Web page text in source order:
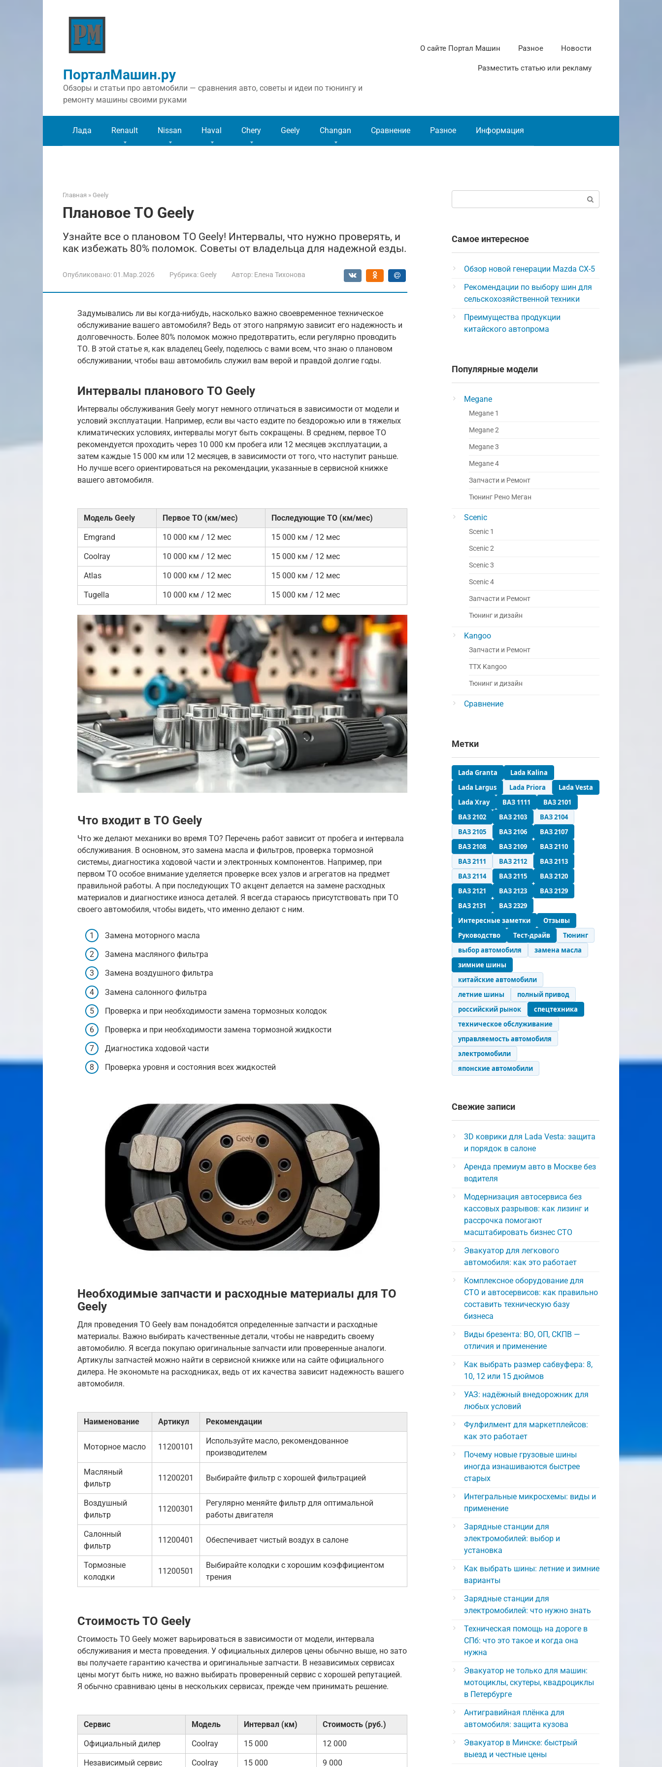
ПорталМашин.ру
Обзоры и статьи про автомобили — сравнения авто, советы и идеи по тюнингу и
ремонту машины своими руками
О сайте Портал Машин Разное Новости
Разместить статью или рекламу
Лада Renault Nissan Haval Chery Geely Changan Сравнение Разное Информация
Главная » Geely
Плановое ТО Geely
Узнайте все о плановом ТО Geely! Интервалы, что нужно проверять, и
как избежать 80% поломок. Советы от владельца для надежной езды.
Опубликовано: 01.Мар.2026 Рубрика: Geely Автор: Елена Тихонова
Задумывались ли вы когда-нибудь, насколько важно своевременное техническое
обслуживание вашего автомобиля? Ведь от этого напрямую зависит его надежность и
долговечность. Более 80% поломок можно предотвратить, если регулярно проводить
ТО. В этой статье я, как владелец Geely, поделюсь с вами всем, что знаю о плановом
обслуживании, чтобы ваш автомобиль служил вам верой и правдой долгие годы.
Интервалы планового ТО Geely
Интервалы обслуживания Geely могут немного отличаться в зависимости от модели и
условий эксплуатации. Например, если вы часто ездите по бездорожью или в тяжелых
климатических условиях, интервалы могут быть сокращены. В среднем, первое ТО
рекомендуется проходить через 10 000 км пробега или 12 месяцев эксплуатации, а
затем каждые 15 000 км или 12 месяцев, в зависимости от того, что наступит раньше.
Но лучше всего ориентироваться на рекомендации, указанные в сервисной книжке
вашего автомобиля.
Модель Geely Первое ТО (км/мес) Последующие ТО (км/мес)
Emgrand 10 000 км / 12 мес 15 000 км / 12 мес
Coolray 10 000 км / 12 мес 15 000 км / 12 мес
Atlas 10 000 км / 12 мес 15 000 км / 12 мес
Tugella 10 000 км / 12 мес 15 000 км / 12 мес
Что входит в ТО Geely
Что же делают механики во время ТО? Перечень работ зависит от пробега и интервала
обслуживания. В основном, это замена масла и фильтров, проверка тормозной
системы, диагностика ходовой части и электронных компонентов. Например, при
первом ТО особое внимание уделяется проверке всех узлов и агрегатов на предмет
правильной работы. А при последующих ТО акцент делается на замене расходных
материалов и диагностике износа деталей. Я всегда стараюсь присутствовать при ТО
своего автомобиля, чтобы видеть, что именно делают с ним.
Замена моторного масла
Замена масляного фильтра
Замена воздушного фильтра
Замена салонного фильтра
Проверка и при необходимости замена тормозных колодок
Проверка и при необходимости замена тормозной жидкости
Диагностика ходовой части
Проверка уровня и состояния всех жидкостей
Необходимые запчасти и расходные материалы для ТО
Geely
Для проведения ТО Geely вам понадобятся определенные запчасти и расходные
материалы. Важно выбирать качественные детали, чтобы не навредить своему
автомобилю. Я всегда покупаю оригинальные запчасти или проверенные аналоги.
Артикулы запчастей можно найти в сервисной книжке или на сайте официального
дилера. Не экономьте на расходниках, ведь от их качества зависит надежность вашего
автомобиля.
Наименование Артикул Рекомендации
Моторное масло 11200101
Используйте масло, рекомендованное
производителем
Масляный
фильтр
11200201 Выбирайте фильтр с хорошей фильтрацией
Воздушный
фильтр
11200301
Регулярно меняйте фильтр для оптимальной
работы двигателя
Салонный
фильтр
11200401 Обеспечивает чистый воздух в салоне
Тормозные
колодки
11200501
Выбирайте колодки с хорошим коэффициентом
трения
Стоимость ТО Geely
Стоимость ТО Geely может варьироваться в зависимости от модели, интервала
обслуживания и места проведения. У официальных дилеров цены обычно выше, но зато
вы получаете гарантию качества и оригинальные запчасти. В независимых сервисах
цены могут быть ниже, но важно выбирать проверенный сервис с хорошей репутацией.
Я обычно сравниваю цены в нескольких сервисах, прежде чем принимать решение.
Сервис Модель Интервал (км) Стоимость (руб.)
Официальный дилер Coolray 15 000 12 000
Независимый сервис Coolray 15 000 9 000
Самое интересное
Обзор новой генерации Mazda CX-5
Рекомендации по выбору шин для
сельскохозяйственной техники
Преимущества продукции
китайского автопрома
Популярные модели
Megane
Megane 1
Megane 2
Megane 3
Megane 4
Запчасти и Ремонт
Тюнинг Рено Меган
Scenic
Scenic 1
Scenic 2
Scenic 3
Scenic 4
Запчасти и Ремонт
Тюнинг и дизайн
Kangoo
Запчасти и Ремонт
ТТХ Kangoo
Тюнинг и дизайн
Сравнение
Метки
Lada Granta
Lada Kalina
Lada Largus
Lada Priora
Lada Vesta
Lada Xray
ВАЗ 1111
ВАЗ 2101
ВАЗ 2102
ВАЗ 2103
ВАЗ 2104
ВАЗ 2105
ВАЗ 2106
ВАЗ 2107
ВАЗ 2108
ВАЗ 2109
ВАЗ 2110
ВАЗ 2111
ВАЗ 2112
ВАЗ 2113
ВАЗ 2114
ВАЗ 2115
ВАЗ 2120
ВАЗ 2121
ВАЗ 2123
ВАЗ 2129
ВАЗ 2131
ВАЗ 2329
Интересные заметки
Отзывы
Руководство
Тест-драйв
Тюнинг
выбор автомобиля
замена масла
зимние шины
китайские автомобили
летние шины
полный привод
российский рынок
спецтехника
техническое обслуживание
управляемость автомобиля
электромобили
японские автомобили
Свежие записи
3D коврики для Lada Vesta: защита
и порядок в салоне
Аренда премиум авто в Москве без
водителя
Модернизация автосервиса без
кассовых разрывов: как лизинг и
рассрочка помогают
масштабировать бизнес СТО
Эвакуатор для легкового
автомобиля: как это работает
Комплексное оборудование для
СТО и автосервисов: как правильно
составить техническую базу
бизнеса
Виды брезента: ВО, ОП, СКПВ —
отличия и применение
Как выбрать размер сабвуфера: 8,
10, 12 или 15 дюймов
УАЗ: надёжный внедорожник для
любых условий
Фулфилмент для маркетплейсов:
как это работает
Почему новые грузовые шины
иногда изнашиваются быстрее
старых
Интегральные микросхемы: виды и
применение
Зарядные станции для
электромобилей: выбор и
установка
Как выбрать шины: летние и зимние
варианты
Зарядные станции для
электромобилей: что нужно знать
Техническая помощь на дороге в
СПб: что это такое и когда она
нужна
Эвакуатор не только для машин:
мотоциклы, скутеры, квадроциклы
в Петербурге
Антигравийная плёнка для
автомобиля: защита кузова
Эвакуатор в Минске: быстрый
выезд и честные цены